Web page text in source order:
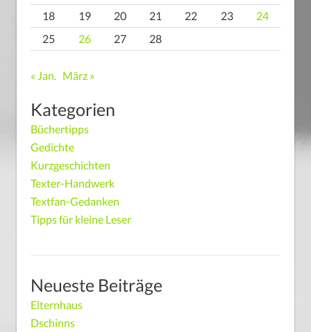
18
19 20 21 22 23
24
25
26 27 28
« Jan. März »
Kategorien
Büchertipps
Gedichte
Kurzgeschichten
Texter-Handwerk
Textfan-Gedanken
Tipps für kleine Leser
Neueste Beiträge
Elternhaus
Dschinns